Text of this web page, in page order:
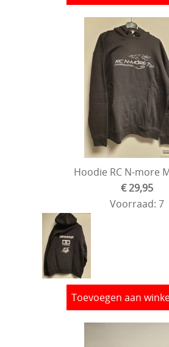
Hoodie RC N-more
€ 29,95
Voorraad: 7
Toevoegen aan